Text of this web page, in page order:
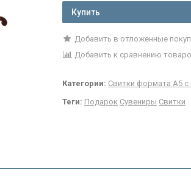
Купить
Добавить в отложенные
Добавить к сравнению
Категории: Свитки формата А5
Теги: Подарок Сувениры Свитки